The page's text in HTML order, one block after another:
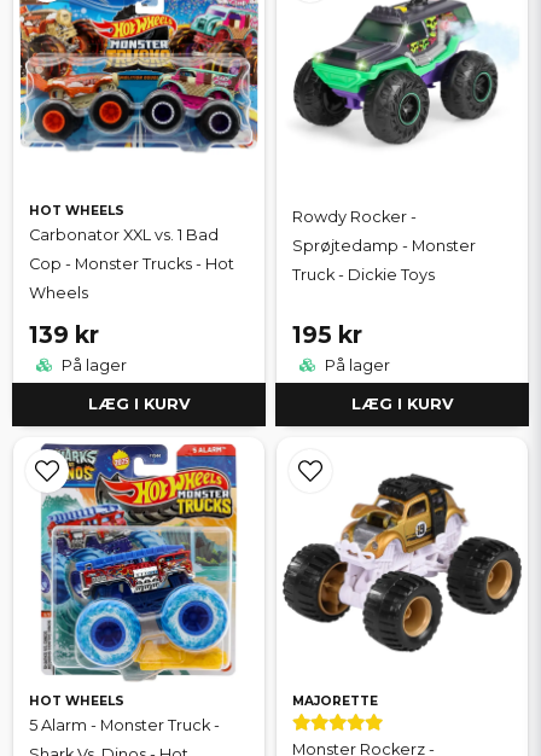
HOT WHEELS
Carbonator XXL vs. 1 Bad
Cop - Monster Trucks - Hot
Wheels
139 kr
På lager
LÆG I KURV
Rowdy Rocker -
Sprøjtedamp - Monster
Truck - Dickie Toys
195 kr
På lager
LÆG I KURV
HOT WHEELS
5 Alarm - Monster Truck -
MAJORETTE
Monster Rockerz -